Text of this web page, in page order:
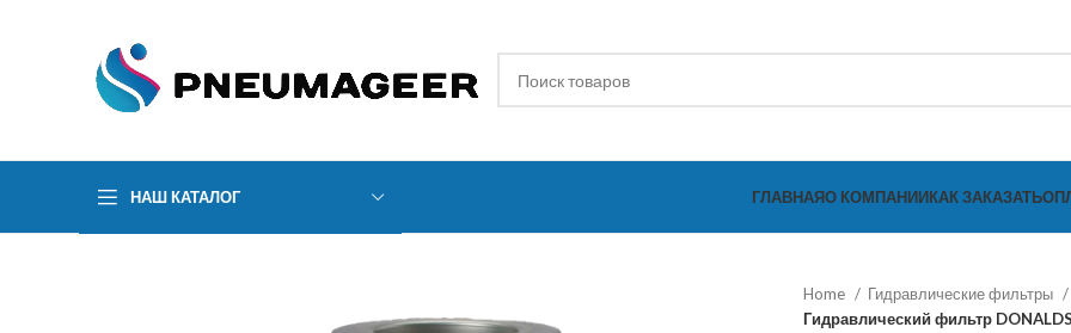
НАШ КАТАЛОГ ГЛАВНАЯО КОМПАНИИКАК ЗАКАЗАТЬ
Home
Гидравлические фильтры
Гидравлический фильтр